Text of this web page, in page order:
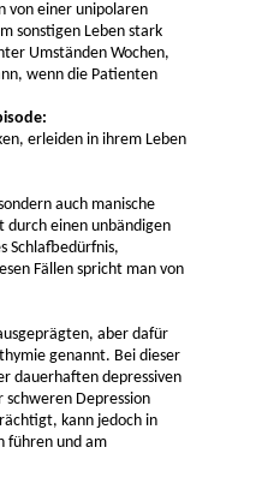
von einer unipolaren
sonstigen Leben stark
Umständen Wochen,
wenn die Patienten
erleiden in ihrem Leben
auch manische
durch einen unbändigen
Schlafbedürfnis,
Fällen spricht man von
aber dafür
genannt. Bei dieser
dauerhaften depressiven
Depression
kann jedoch in
führen und am